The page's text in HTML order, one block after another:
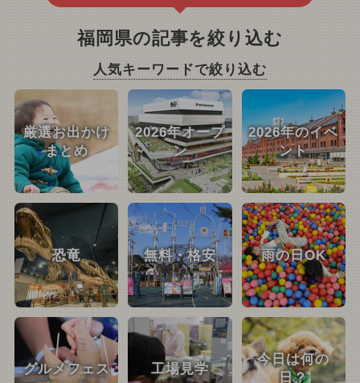
福岡県の記事を絞り込む
人気キーワードで絞り込む
厳選お出かけ
まとめ
2026年オープ
ン
2026年のイベ
ント
恐竜 無料・格安 雨の日OK
グルメフェス 工場見学
今日は何の
日？